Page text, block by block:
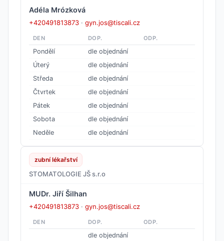
Adéla Mrózková
+420491813873 · gyn.jos@tiscali.cz
DEN DOP. ODP.
Pondělí
dle objednání
Úterý
dle objednání
Středa
dle objednání
Čtvrtek
dle objednání
Pátek
dle objednání
Sobota
dle objednání
Neděle
dle objednání
zubní lékařství
STOMATOLOGIE JŠ s.r.o
MUDr. Jiří Šilhan
+420491813873 · gyn.jos@tiscali.cz
DEN DOP. ODP.
dle objednání